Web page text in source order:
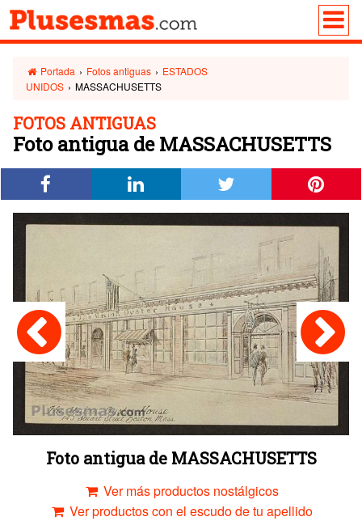
Portada › Fotos antiguas › ESTADOS
UNIDOS › MASSACHUSETTS
FOTOS ANTIGUAS
Foto antigua de MASSACHUSETTS
Foto antigua de MASSACHUSETTS
Ver más productos nostálgicos
Ver productos con el escudo de tu apellido